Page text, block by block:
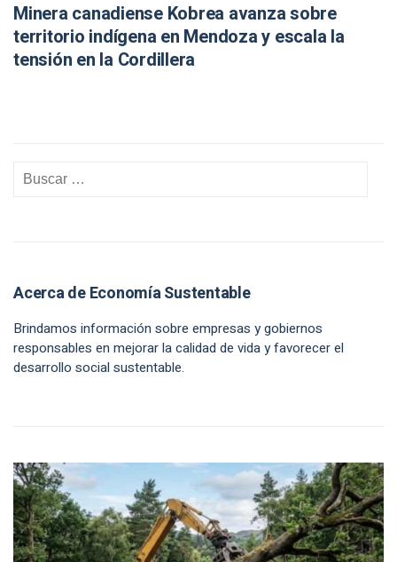
Minera canadiense Kobrea avanza sobre
territorio indígena en Mendoza y escala la
tensión en la Cordillera
Acerca de Economía Sustentable
Brindamos información sobre empresas y gobiernos
responsables en mejorar la calidad de vida y favorecer el
desarrollo social sustentable.